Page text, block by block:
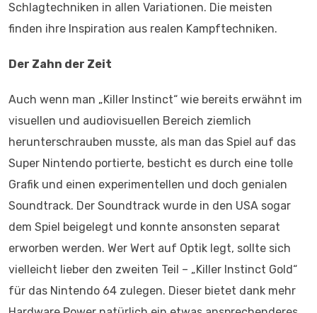
Schlagtechniken in allen Variationen. Die meisten
finden ihre Inspiration aus realen Kampftechniken.
Der Zahn der Zeit
Auch wenn man „Killer Instinct“ wie bereits erwähnt im
visuellen und audiovisuellen Bereich ziemlich
herunterschrauben musste, als man das Spiel auf das
Super Nintendo portierte, besticht es durch eine tolle
Grafik und einen experimentellen und doch genialen
Soundtrack. Der Soundtrack wurde in den USA sogar
dem Spiel beigelegt und konnte ansonsten separat
erworben werden. Wer Wert auf Optik legt, sollte sich
vielleicht lieber den zweiten Teil – „Killer Instinct Gold“
für das Nintendo 64 zulegen. Dieser bietet dank mehr